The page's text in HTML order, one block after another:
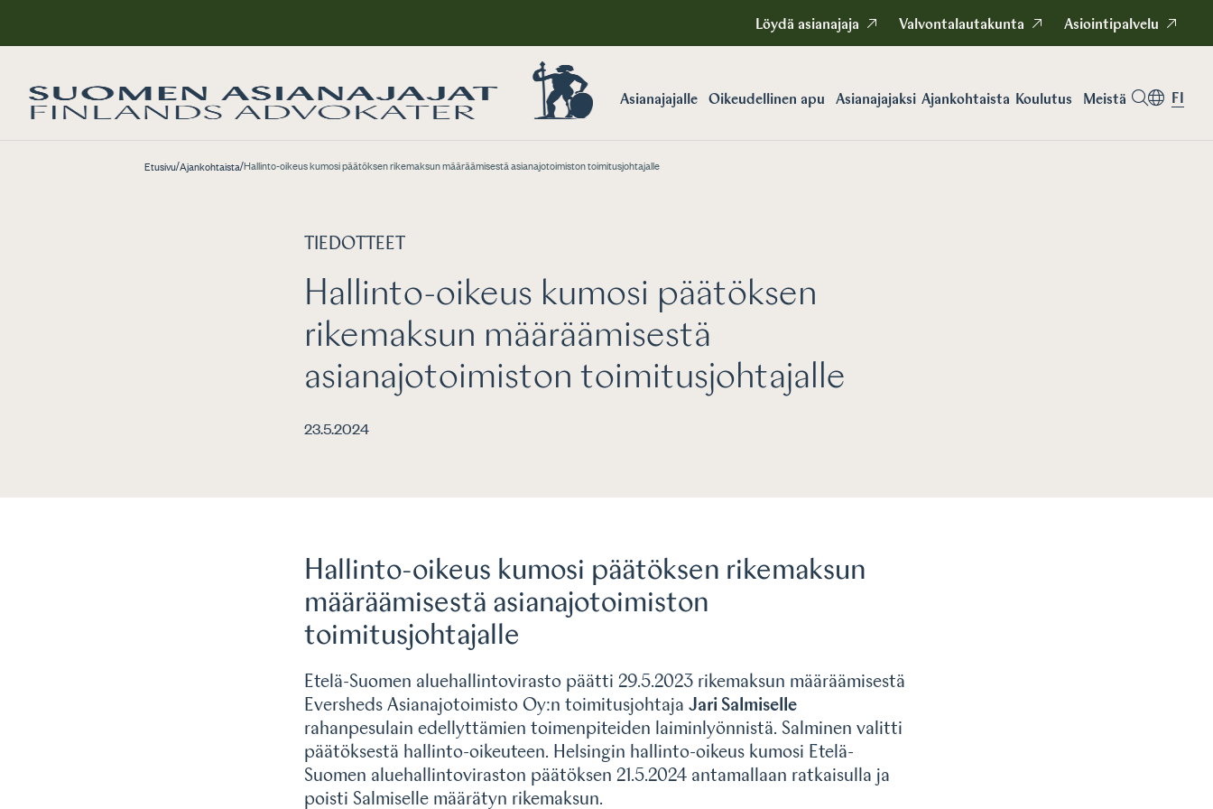
Löydä asianajaja Valvontalautakunta Asiointipalvelu
Asianajajalle Oikeudellinen apu Asianajajaksi Ajankohtaista Koulutus Meistä FI
Etusivu/Ajankohtaista/Hallinto-oikeus kumosi päätöksen rikemaksun määräämisestä asianajotoimiston toimitusjohtajalle
TIEDOTTEET
Hallinto-oikeus kumosi päätöksen
rikemaksun määräämisestä
asianajotoimiston toimitusjohtajalle
23.5.2024
Hallinto-oikeus kumosi päätöksen rikemaksun
määräämisestä asianajotoimiston
toimitusjohtajalle
Etelä-Suomen aluehallintovirasto päätti 29.5.2023 rikemaksun määräämisestä
Eversheds Asianajotoimisto Oy:n toimitusjohtajaJari Salmiselle
rahanpesulain edellyttämien toimenpiteiden laiminlyönnistä. Salminen valitti
päätöksestä hallinto-oikeuteen. Helsingin hallinto-oikeus kumosi Etelä-
Suomen aluehallintoviraston päätöksen 21.5.2024 antamallaan ratkaisulla ja
poisti Salmiselle määrätyn rikemaksun.